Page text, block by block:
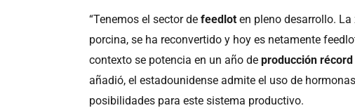
“Tenemos el sector defeedlot en pleno desarrollo.
porcina, se ha reconvertido y hoy es netamente
contexto se potencia en un año deproducción
añadió, el estadounidense admite el uso de
posibilidades para este sistema productivo.